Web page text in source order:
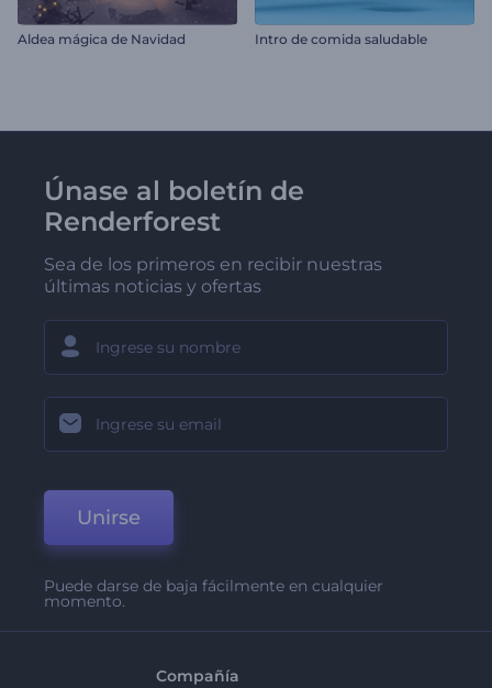
Aldea mágica de Navidad Intro de comida saludable
Únase al boletín de
Renderforest
Sea de los primeros en recibir nuestras
últimas noticias y ofertas
Unirse
Puede darse de baja fácilmente en cualquier
momento.
Compañía